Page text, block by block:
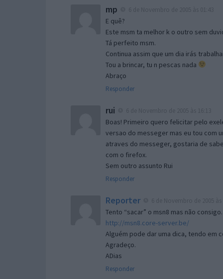
mp
E quê?
Este msm ta melhor k o outro sem
Tá perfeito msm.
Continua assim que um dia irás
Tou a brincar, tu n pescas nada
Abraço
Responder
rui
Boas! Primeiro quero felicitar pelo
versao do messeger mas eu tou com
atraves do messeger, gostaria de
com o firefox.
Sem outro assunto Rui
Responder
Reporter
Tento “sacar” o msn8 mas não
http://msn8.core-server.be/
Alguém pode dar uma dica, tendo em
Agradeço.
ADias
Responder